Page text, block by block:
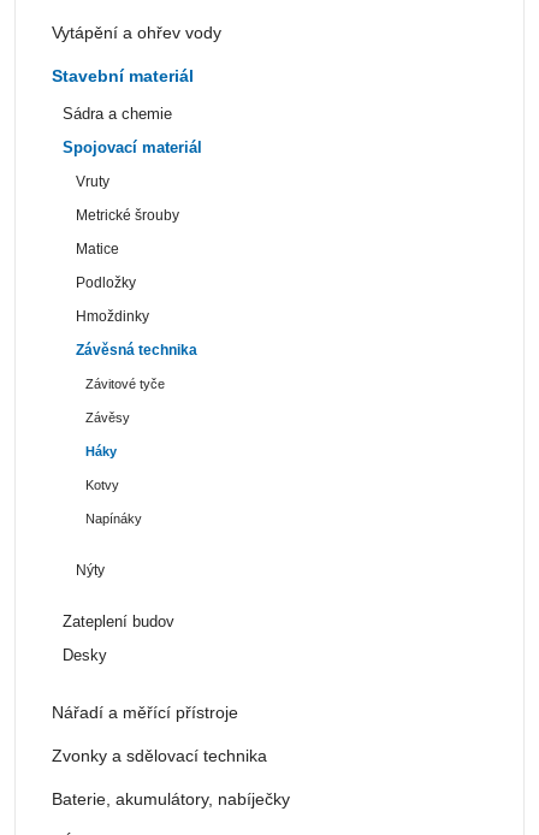
Vytápění a ohřev vody
Stavební materiál
Sádra a chemie
Spojovací materiál
Vruty
Metrické šrouby
Matice
Podložky
Hmoždinky
Závěsná technika
Závitové tyče
Závěsy
Háky
Kotvy
Napínáky
Nýty
Zateplení budov
Desky
Nářadí a měřící přístroje
Zvonky a sdělovací technika
Baterie, akumulátory, nabíječky